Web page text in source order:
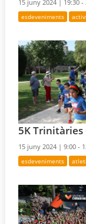
15 juny 2024 | 19:30 -
esdeveniments
5K Trinitàries
15 juny 2024 |9:00 -
esdeveniments